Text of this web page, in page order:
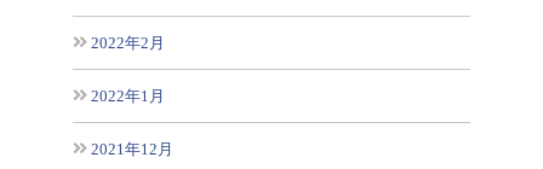
2022年2月
2022年1月
2021年12月